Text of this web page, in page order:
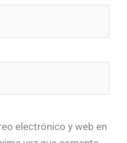
electrónico y web en